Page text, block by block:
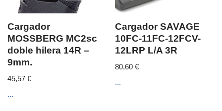
Cargador
MOSSBERG MC2sc
doble hilera 14R –
9mm.
45,57 €
...
Cargador SAVAGE
10FC-11FC-12FCV-
12LRP L/A 3R
80,60€
...